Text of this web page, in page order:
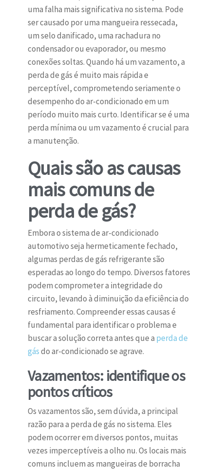
uma falha mais significativa no sistema. Pode
ser causado por uma mangueira ressecada,
um selo danificado, uma rachadura no
condensador ou evaporador, ou mesmo
conexões soltas. Quando há um vazamento, a
perda de gás é muito mais rápida e
perceptível, comprometendo seriamente o
desempenho do ar-condicionado em um
período muito mais curto. Identificar se é uma
perda mínima ou um vazamento é crucial para
a manutenção.
Quais são as causas
mais comuns de
perda de gás?
Embora o sistema de ar-condicionado
automotivo seja hermeticamente fechado,
algumas perdas de gás refrigerante são
esperadas ao longo do tempo. Diversos fatores
podem comprometer a integridade do
circuito, levando à diminuição da eficiência do
resfriamento. Compreender essas causas é
fundamental para identificar o problema e
buscar a solução correta antes que a perda de
gásdo ar-condicionado se agrave.
Vazamentos: identifique os
pontos críticos
Os vazamentos são, sem dúvida, a principal
razão para a perda de gás no sistema. Eles
podem ocorrer em diversos pontos, muitas
vezes imperceptíveis a olho nu. Os locais mais
comuns incluem as mangueiras de borracha